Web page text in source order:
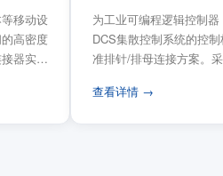
移动设
高密度
器实现
为工业可编程逻辑控制器
DCS集散控制系统的控
准排针/排母连接方案。
查看详情 →